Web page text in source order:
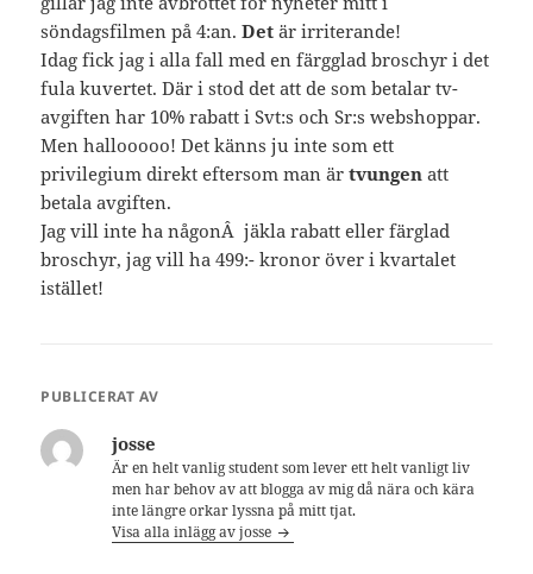
söndagsfilmen på 4:an.Det är irriterande!
Idag fick jag i alla fall med en färgglad broschyr i det
fula kuvertet. Där i stod det att de som betalar tv-
avgiften har 10% rabatt i Svt:s och Sr:s webshoppar.
Men hallooooo! Det känns ju inte som ett
privilegium direkt eftersom man ärtvungen att
betala avgiften.
Jag vill inte ha någonÂ jäkla rabatt eller färglad
broschyr, jag vill ha 499:- kronor över i kvartalet
istället!
PUBLICERAT AV
josse
Är en helt vanlig student som lever ett helt vanligt liv
men har behov av att blogga av mig då nära och kära
inte längre orkar lyssna på mitt tjat.
Visa alla inlägg av josse